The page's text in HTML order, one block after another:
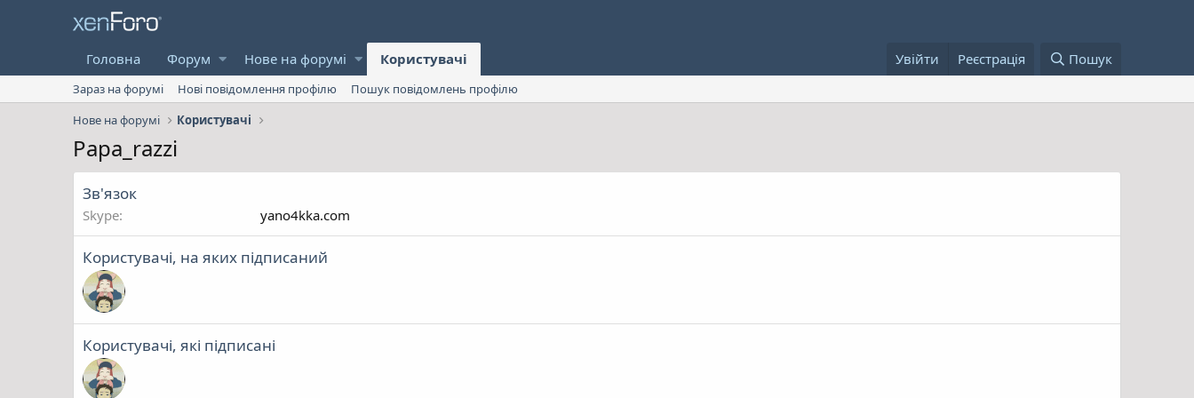
Головна Форум Нове на форумі Користувачі Увійти Реєстрація Пошук
Зараз на форумі Нові повідомлення профілю
Пошук повідомлень профілю
Нове на форумі
Користувачі
Papa_razzi
Зв'язок
Skype yano4kka.com
Користувачі, на яких підписаний
Користувачі, які підписані